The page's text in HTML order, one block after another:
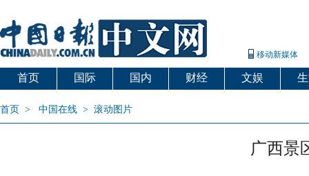
移动新媒体
首页 国际 国内 财经 文娱
首页 > 中国在线 > 滚动图片
广西景